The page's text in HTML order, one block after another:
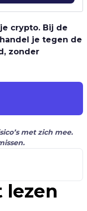
crypto. Bij de
je tegen de
zonder
met zich mee.
lezen